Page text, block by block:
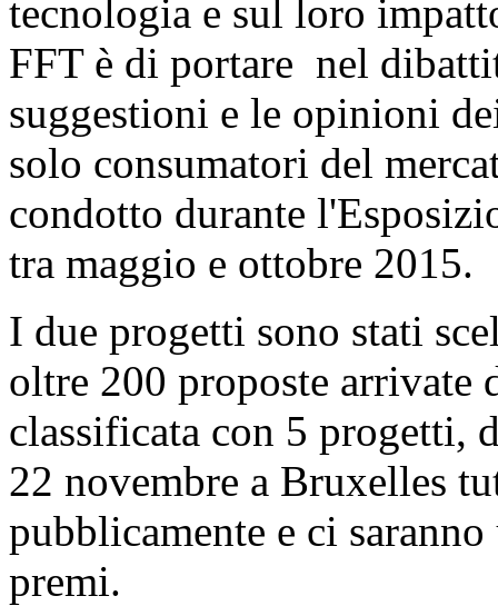
tecnologia e sul loro
FFT è di portare nel
suggestioni e le opinioni
solo consumatori del
condotto durante
tra maggio e ottobre 2015.
I due progetti sono stati
oltre 200 proposte arrivate
classificata con 5 progetti,
22 novembre a Bruxelles
pubblicamente e ci
premi.